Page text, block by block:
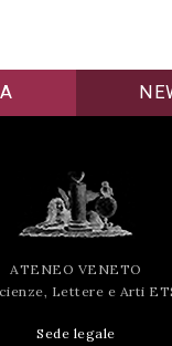
ATENEO VENETO
Lettere e Arti
Sede legale